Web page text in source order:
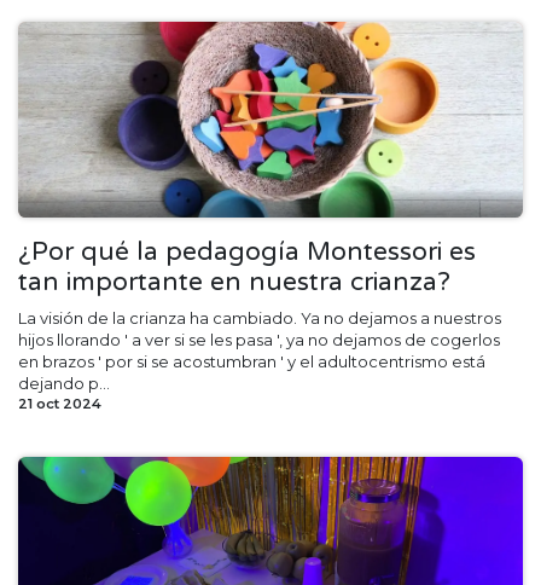
¿Por qué la pedagogía Montessori es
tan importante en nuestra crianza?
La visión de la crianza ha cambiado. Ya no dejamos a nuestros
hijos llorando ' a ver si se les pasa ', ya no dejamos de cogerlos
en brazos ' por si se acostumbran ' y el adultocentrismo está
dejando p...
21 oct 2024